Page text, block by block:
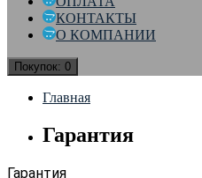
КОНТАКТЫ
О КОМПАНИИ
Покупок: 0
Главная
Гарантия
Гарантия